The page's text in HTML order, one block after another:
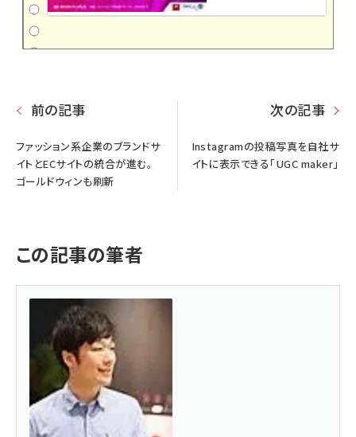
前の記事
ファッション系企業のブランドサ
イトとECサイトの統合が進む。
ゴールドウィンも刷新
次の記事
Instagramの投稿写真を自社サ
イトに表示できる「UGC maker」
この記事の筆者